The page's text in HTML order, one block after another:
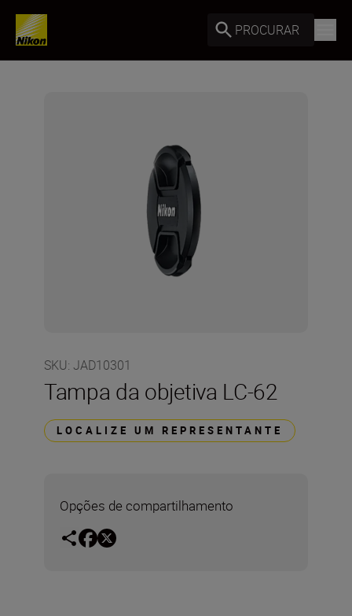
PROCURAR
SKU: JAD10301
Tampa da objetiva LC-62
LOCALIZE UM REPRESENTANTE
Opções de compartilhamento